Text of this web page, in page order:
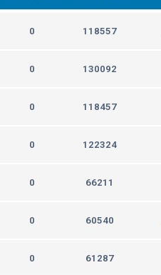
0 118557
0 130092
0 118457
0 122324
0 66211
0 60540
0 61287